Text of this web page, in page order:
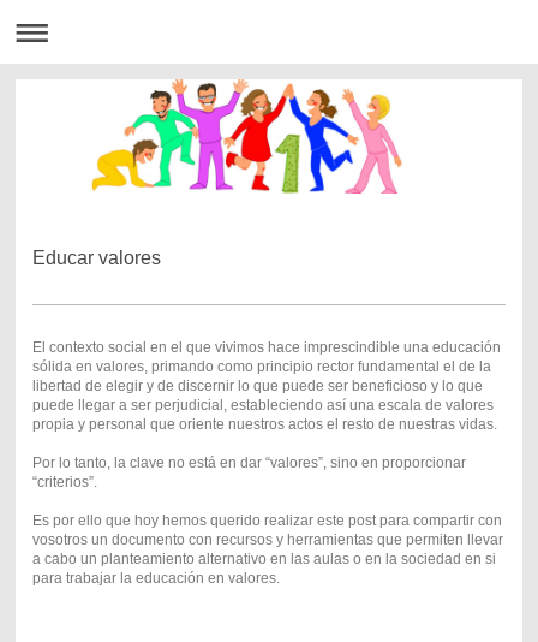
Educar valores
El contexto social en el que vivimos hace imprescindible una educación
sólida en valores, primando como principio rector fundamental el de la
libertad de elegir y de discernir lo que puede ser beneficioso y lo que
puede llegar a ser perjudicial, estableciendo así una escala de valores
propia y personal que oriente nuestros actos el resto de nuestras vidas.
Por lo tanto, la clave no está en dar “valores”, sino en proporcionar
“criterios”.
Es por ello que hoy hemos querido realizar este post para compartir con
vosotros un documento con recursos y herramientas que permiten llevar
a cabo un planteamiento alternativo en las aulas o en la sociedad en si
para trabajar la educación en valores.